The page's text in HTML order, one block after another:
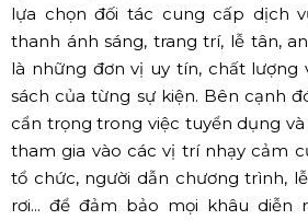
lựa chọn đối tác cung cấp dịch
thanh ánh sáng, trang trí, lễ tân,
là những đơn vị uy tín, chất lượng
sách của từng sự kiện. Bên cạnh
cẩn trọng trong việc tuyển dụng
tham gia vào các vị trí nhạy cảm
tổ chức, người dẫn chương trình,
rơi... để đảm bảo mọi khâu diễn